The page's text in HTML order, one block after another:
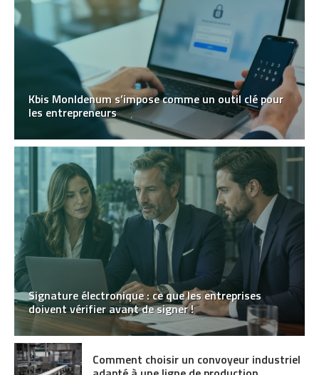
Kbis MonIdenum s’impose comme un outil clé pour
les entrepreneurs
Signature électronique : ce que les entreprises
doivent vérifier avant de signer !
Comment choisir un convoyeur industriel